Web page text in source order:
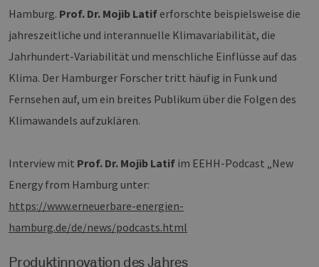
Hamburg. Prof. Dr. Mojib Latif erforschte beispielsweise die
jahreszeitliche und interannuelle Klimavariabilität, die
Jahrhundert-Variabilität und menschliche Einflüsse auf das
Klima. Der Hamburger Forscher tritt häufig in Funk und
Fernsehen auf, um ein breites Publikum über die Folgen des
Klimawandels aufzuklären.
Interview mit Prof. Dr. Mojib Latif im EEHH-Podcast „New
Energy from Hamburg unter:
https://www.erneuerbare-energien-
hamburg.de/de/news/podcasts.html
Produktinnovation des Jahres